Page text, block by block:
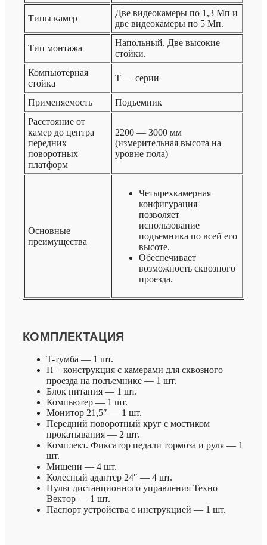
Типы камер
Две видеокамеры по 1,3 Мп и
две видеокамеры по 5 Мп.
Тип монтажа
Напольный. Две высокие
стойки.
Компьютерная
стойка
T — серии
Применяемость
Подъемник
Расстояние от
камер до центра
передних
поворотных
платформ
2200 — 3000 мм
(измерительная высота на
уровне пола)
Основные
преимущества
Четырехкамерная
конфигурация
позволяет
использование
подъемника по всей его
высоте.
Обеспечивает
возможность сквозного
проезда.
КОМПЛЕКТАЦИЯ
T-тумба — 1 шт.
H – конструкция с камерами для сквозного
проезда на подъемнике — 1 шт.
Блок питания — 1 шт.
Компьютер — 1 шт.
Монитор 21,5″ — 1 шт.
Передний поворотный круг с мостиком
прокатывания — 2 шт.
Комплект. Фиксатор педали тормоза и руля — 1
шт.
Мишени — 4 шт.
Колесный адаптер 24″ — 4 шт.
Пульт дистанционного управления Техно
Вектор — 1 шт.
Паспорт устройства с инструкцией — 1 шт.